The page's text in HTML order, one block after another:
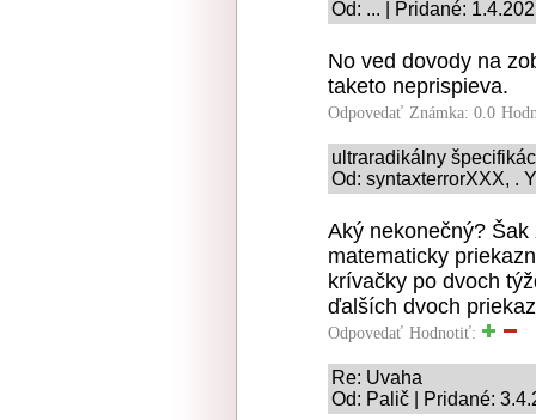
Od: ... | Pridané:
No ved dovody na
taketo neprispieva.
Odpovedať Známka: 0.0
ultraradikálny
Od: syntaxterrorXXX, .
Aký nekonečný?
matematicky
krívačky po dvoch
ďalších dvoch
Odpovedať Hodnotiť:
Re: Uvaha
Od: Palič | Pridané: